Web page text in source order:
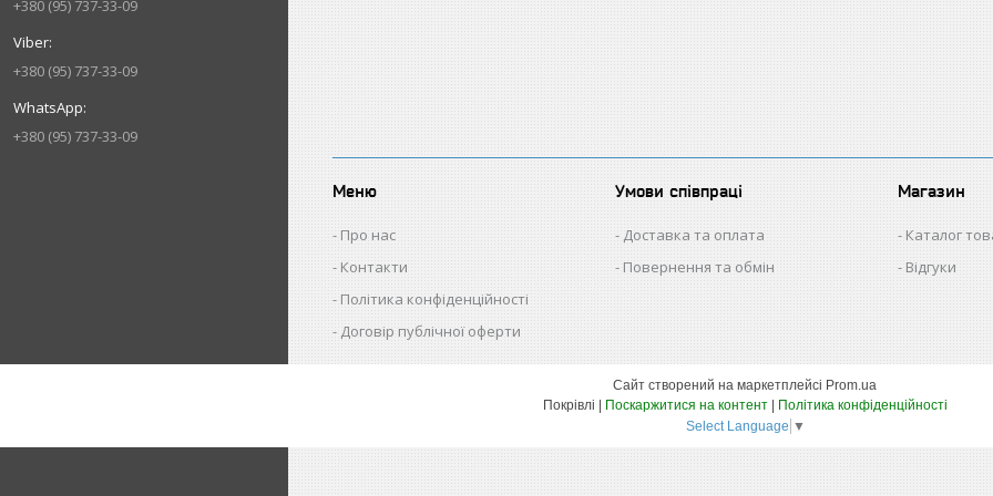
+380 (95) 737-33-09
+380 (95) 737-33-09
+380 (95) 737-33-09
Меню
Про нас
Контакти
Політика конфіденційності
Договір публічної оферти
Умови співпраці
Доставка та оплата
Повернення та обмін
Магазин
Каталог
Відгуки
Сайт створений на маркетплейсі Prom.ua
Поскаржитися на контент
Політика конфіденційності
Select Language ▼